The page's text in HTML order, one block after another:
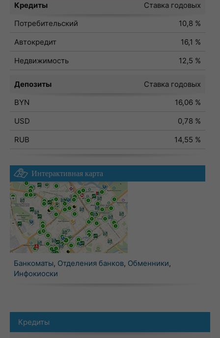
Кредиты
Ставка годовых
Потребительский
10,8 %
Автокредит
16,1 %
Недвижимость
12,5 %
Депозиты
Ставка годовых
BYN
16,06 %
USD
0,78 %
RUB
14,55 %
Интерактивная карта
Банкоматы, Отделения банков, Обменники,
Инфокиоски
Кредиты